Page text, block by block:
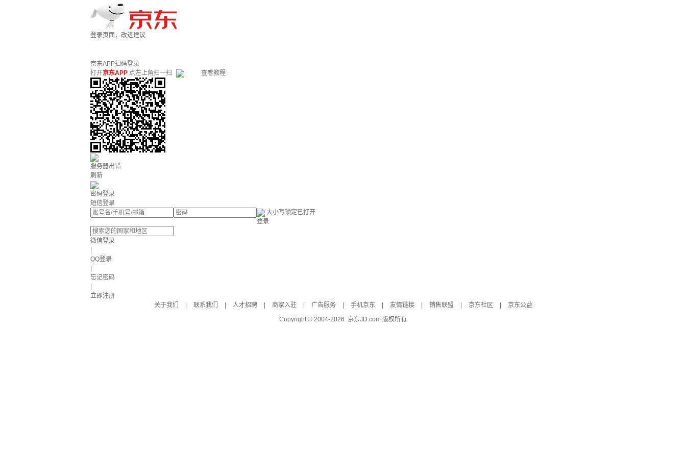
登录页面，改进建议
京东APP扫码登录
打开京东APP 点左上角扫一扫 查看教程
服务器出错
刷新
密码登录
短信登录
大小写锁定已打开
登录
微信登录
QQ登录
忘记密码
立即注册
关于我们
联系我们 人才招聘 商家入驻 广告服务 手机京东 友情链接 销售联盟 京东社区
京东公益
Copyright © 2004-2026 京东JD.com 版权所有